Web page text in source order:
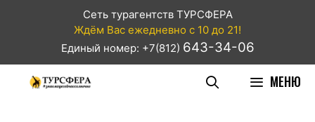
Сеть турагентств ТУРСФЕРА
Ждём Вас ежедневно с 10 до 21!
Единый номер: +7(812) 643-34-06
МЕНЮ